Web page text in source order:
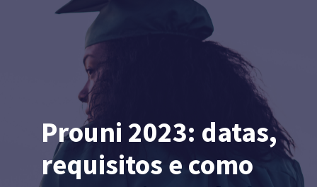
Prouni 2023: datas,
requisitos e como